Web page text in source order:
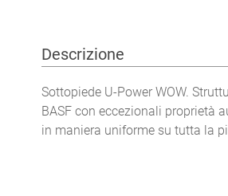
Descrizione
Sottopiede U-Power WOW.
BASF con eccezionali proprietà
in maniera uniforme su tutta la